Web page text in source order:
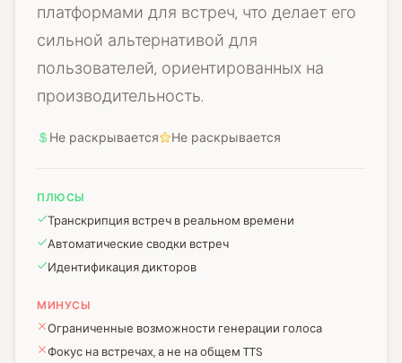
платформами для встреч, что делает его
сильной альтернативой для
пользователей, ориентированных на
производительность.
Не раскрывается Не раскрывается
ПЛЮСЫ
Транскрипция встреч в реальном времени
Автоматические сводки встреч
Идентификация дикторов
МИНУСЫ
Ограниченные возможности генерации голоса
Фокус на встречах, а не на общем TTS